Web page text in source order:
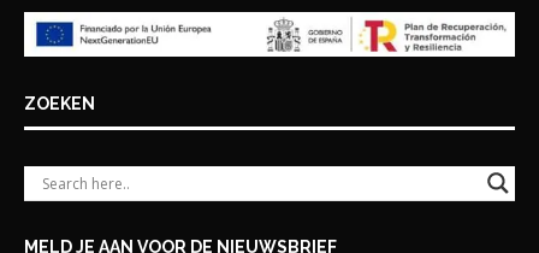
ZOEKEN
MELD JE AAN VOOR DE NIEUWSBRIEF